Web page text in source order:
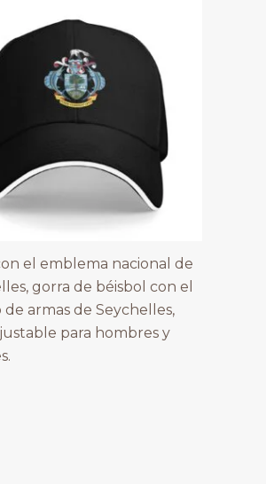
el emblema nacional de
gorra de béisbol con el
de armas de Seychelles,
para hombres y